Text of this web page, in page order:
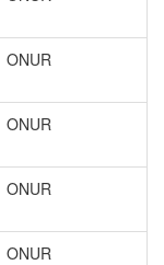
ONUR
ONUR
ONUR
ONUR